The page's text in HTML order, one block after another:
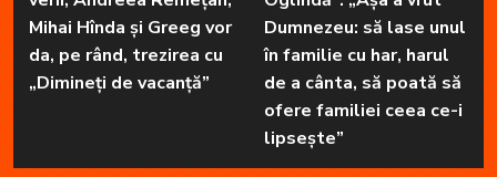
Mihai Hînda și Greeg vor
da, pe rând, trezirea cu
„Dimineți de vacanță”
Dumnezeu: să lase unul
în familie cu har, harul
de a cânta, să poată să
ofere familiei ceea ce-i
lipsește”